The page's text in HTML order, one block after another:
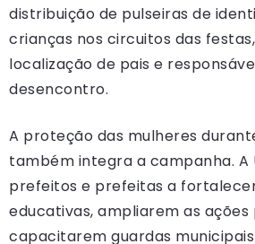
distribuição de pulseiras de
crianças nos circuitos das
localização de pais e
desencontro.
A proteção das mulheres
também integra a campanha. A
prefeitos e prefeitas a
educativas, ampliarem as
capacitarem guardas